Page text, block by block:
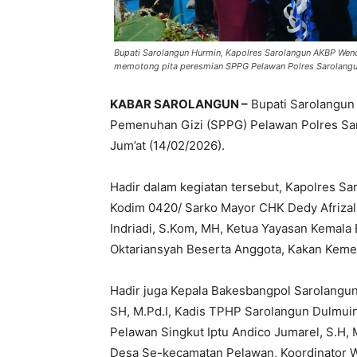
Bupati Sarolangun Hurmin, Kapolres Sarolangun AKBP
memotong pita peresmian SPPG Pelawan Polres
KABAR SAROLANGUN – Bupati
Pemenuhan Gizi (SPPG) Pelawan Polres
Jum’at (14/02/2026).
Hadir dalam kegiatan tersebut, Kapolres
Kodim 0420/ Sarko Mayor CHK Dedy
Indriadi, S.Kom, MH, Ketua Yayasan
Oktariansyah Beserta Anggota, Kakan
Hadir juga Kepala Bakesbangpol
SH, M.Pd.I, Kadis TPHP Sarolangun
Pelawan Singkut Iptu Andico Jumarel, S.H,
Desa Se-kecamatan Pelawan, Koordinator